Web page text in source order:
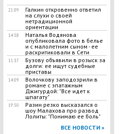
21:09
Галкин откровенно ответил
на слухи о своей
нетрадиционной
ориентации
14:58
Наталья Водянова
опубликовала фото в белье
и с малолетним сыном - ее
раскритиковали в Сети
11:37
Бузову объявили в розыск за
долги: ее ищут судебные
приставы
14:09
Волочкову заподозрили в
романе с эпатажным
Джигурдой: "Все идет к
шпагату"
19:50
​Разин резко высказался о
шоу Малахова про развод
Лолиты: "Понимаю ее боль"
ВСЕ НОВОСТИ »